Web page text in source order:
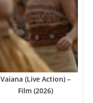
Vaiana (Live Action) –
Film (2026)